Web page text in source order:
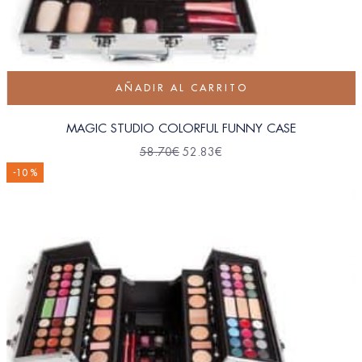
AÑADIR AL CARRITO
MAGIC STUDIO COLORFUL FUNNY CASE
58.70€ 52.83€
-10 %